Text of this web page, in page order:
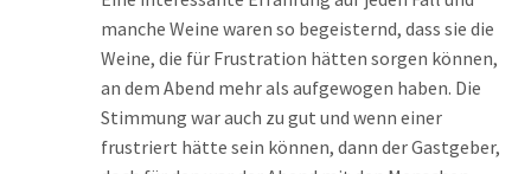
manche Weine waren so begeisternd, dass sie die
Weine, die für Frustration hätten sorgen können,
an dem Abend mehr als aufgewogen haben. Die
Stimmung war auch zu gut und wenn einer
frustriert hätte sein können, dann der Gastgeber,